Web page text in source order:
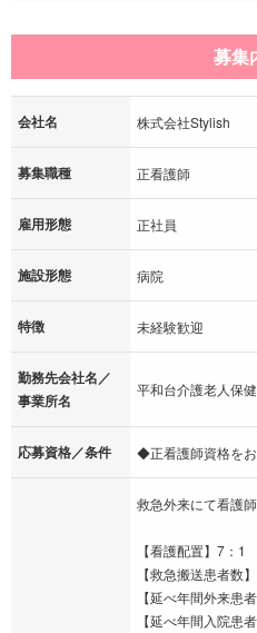
募集
会社名 株式会社Stylish
募集職種 正看護師
雇用形態 正社員
施設形態 病院
特徴 未経験歓迎
勤務先会社名／
事業所名
平和台介護老人保
応募資格／条件 ◆正看護師資格を
救急外来にて看護
【看護配置】7：1
【救急搬送患者数
【延べ年間外来患
【延べ年間入院患